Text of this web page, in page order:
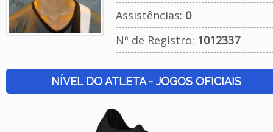
Assistências: 0
Nº de Registro: 1012337
NÍVEL DO ATLETA - JOGOS OFICIAIS